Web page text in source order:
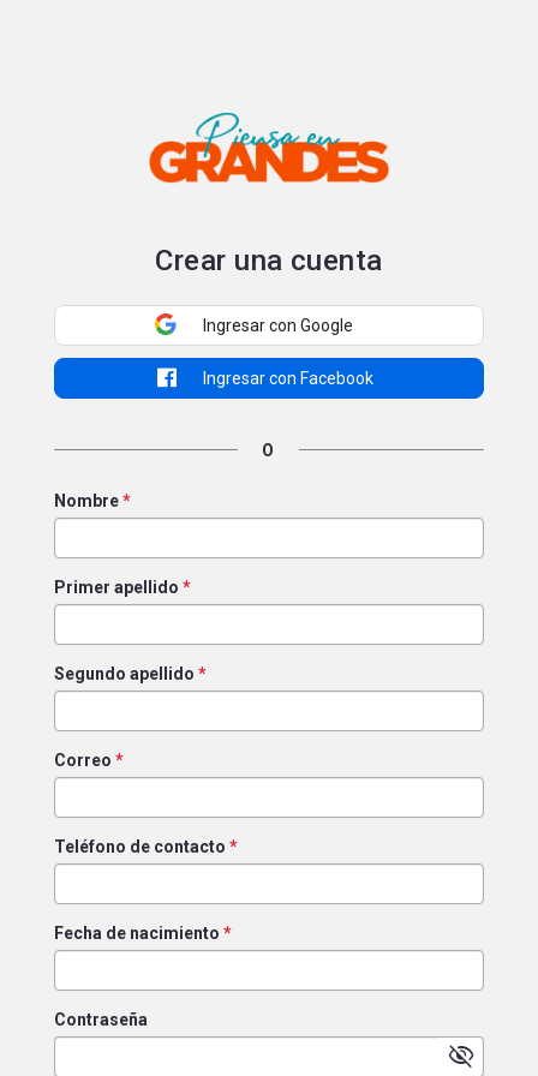
Crear una cuenta
Ingresar con Google
Ingresar con Facebook
O
Nombre*
Primer apellido *
Segundo apellido *
Correo *
Teléfono de contacto *
Fecha de nacimiento *
Contraseña
visibility_off